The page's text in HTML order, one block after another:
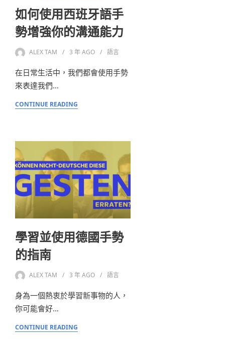
如何使用西班牙語手
勢增強你的溝通能力
ALEX TAM 3 年AGO 語言
在日常生活中，我們都會使用手勢
來表達我們…
CONTINUE READING
學習並使用德國手勢
的指南
ALEX TAM 3 年AGO 語言
身為一個熱衷於學習新事物的人，
你可能會好…
CONTINUE READING